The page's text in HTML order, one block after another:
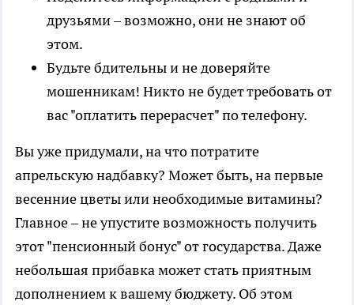
друзьями – возможно, они не знают об
этом.
Будьте бдительны и не доверяйте
мошенникам! Никто не будет требовать от
вас "оплатить перерасчет" по телефону.
Вы уже придумали, на что потратите
апрельскую надбавку? Может быть, на первые
весенние цветы или необходимые витамины?
Главное – не упустите возможность получить
этот "пенсионный бонус" от государства. Даже
небольшая прибавка может стать приятным
дополнением к вашему бюджету. Об этом